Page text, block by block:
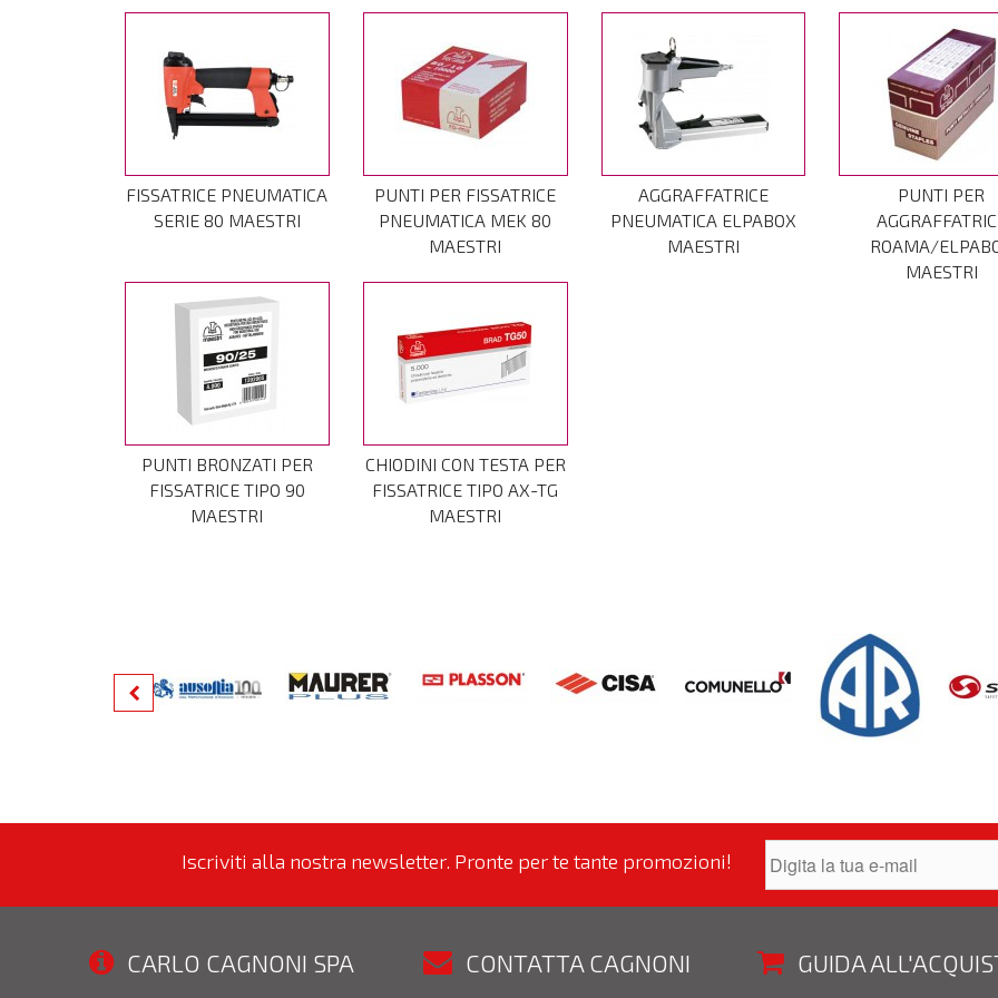
FISSATRICE PNEUMATICA
SERIE 80 MAESTRI
PUNTI PER FISSATRICE
PNEUMATICA MEK 80
MAESTRI
AGGRAFFATRICE
PNEUMATICA ELPABOX
MAESTRI
PUNTI PER
ROAMA/
MAESTRI
PUNTI BRONZATI PER
FISSATRICE TIPO 90
MAESTRI
CHIODINI CON TESTA PER
FISSATRICE TIPO AX-TG
MAESTRI
Iscriviti alla nostra newsletter. Pronte per te tante promozioni!
CARLO CAGNONI SPA CONTATTA CAGNONI GUIDA